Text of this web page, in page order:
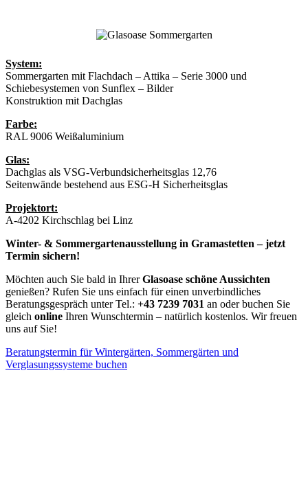
System:
Sommergarten mit Flachdach – Attika – Serie 3000 und
Schiebesystemen von Sunflex – Bilder
Konstruktion mit Dachglas
Farbe:
RAL 9006 Weißaluminium
Glas:
Dachglas als VSG-Verbundsicherheitsglas 12,76
Seitenwände bestehend aus ESG-H Sicherheitsglas
Projektort:
A-4202 Kirchschlag bei Linz
Winter- & Sommergartenausstellung in Gramastetten – jetzt
Termin sichern!
Möchten auch Sie bald in IhrerGlasoase schöne Aussichten
genießen? Rufen Sie uns einfach für einen unverbindliches
Beratungsgespräch unter Tel.: +43 7239 7031 an oder buchen Sie
gleich online Ihren Wunschtermin – natürlich kostenlos. Wir freuen
uns auf Sie!
Beratungstermin für Wintergärten, Sommergärten und
Verglasungssysteme buchen